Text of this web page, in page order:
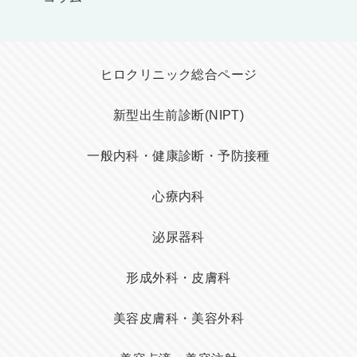
ヒロクリニック総合ページ
新型出生前診断(NIPT)
一般内科・健康診断・予防接種
心療内科
泌尿器科
形成外科・皮膚科
美容皮膚科・美容外科